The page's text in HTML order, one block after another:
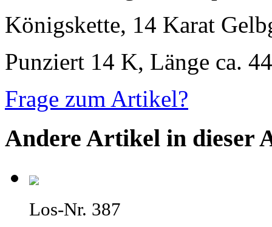
Königskette, 14 Karat
Punziert 14 K, Länge ca.
Frage zum Artikel?
Andere Artikel in dieser
Los-Nr. 387